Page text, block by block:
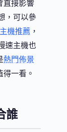
直接影響
，可以參
機推薦 ，
速主機也
熱門佈景
得一看。
誰